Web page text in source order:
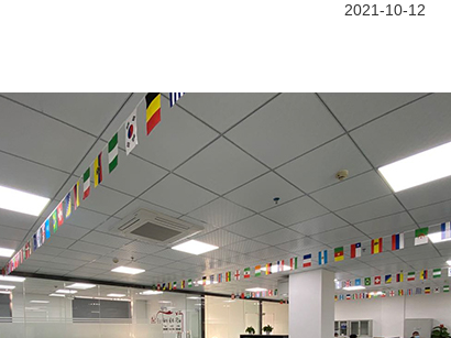
2021-10-12